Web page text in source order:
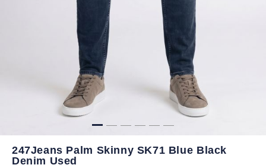
247Jeans Palm Skinny SK71 Blue Black
Denim Used